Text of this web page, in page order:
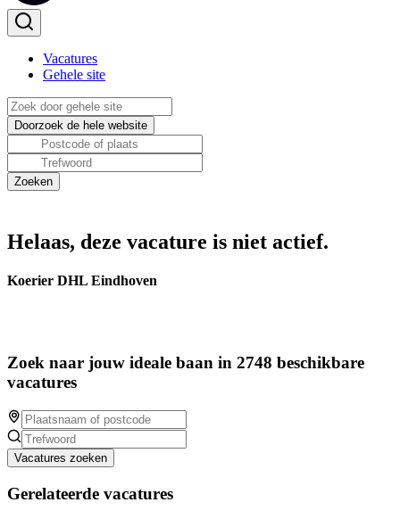
Vacatures
Gehele site
Helaas, deze vacature is niet actief.
Koerier DHL Eindhoven
Zoek naar jouw ideale baan in 2748 beschikbare
vacatures
Vacatures zoeken
Gerelateerde vacatures